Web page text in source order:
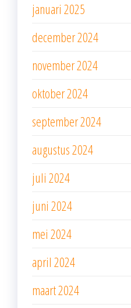
januari 2025
december 2024
november 2024
oktober 2024
september 2024
augustus 2024
juli 2024
juni 2024
mei 2024
april 2024
maart 2024